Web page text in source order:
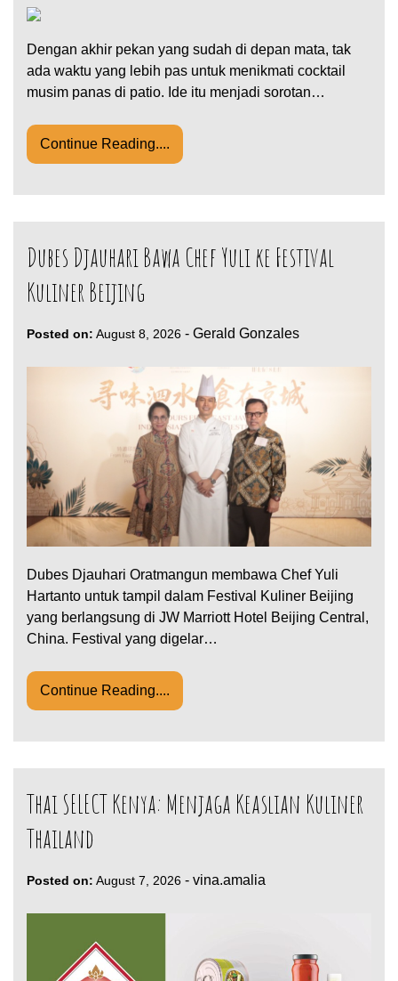
Dengan akhir pekan yang sudah di depan mata, tak
ada waktu yang lebih pas untuk menikmati cocktail
musim panas di patio. Ide itu menjadi sorotan…
Continue Reading....
Dubes Djauhari Bawa Chef Yuli ke Festival
Kuliner Beijing
Posted on: August 8, 2026 - Gerald Gonzales
Dubes Djauhari Oratmangun membawa Chef Yuli
Hartanto untuk tampil dalam Festival Kuliner Beijing
yang berlangsung di JW Marriott Hotel Beijing Central,
China. Festival yang digelar…
Continue Reading....
Thai SELECT Kenya: Menjaga Keaslian Kuliner
Thailand
Posted on: August 7, 2026 - vina.amalia